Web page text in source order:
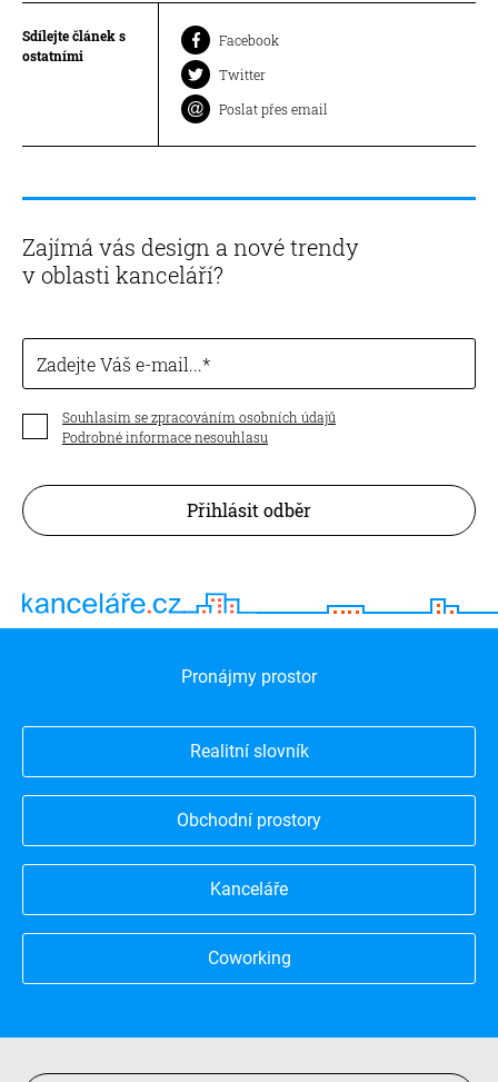
Sdílejte článek s
ostatními
Facebook
Twitter
Poslat přes email
Zajímá vás design a nové trendy
v oblasti kanceláří?
Zadejte Váš e-mail...
Souhlasím se zpracováním osobních údajů
Podrobné informace nesouhlasu
Přihlásit odběr
Pronájmy prostor
Realitní slovník
Obchodní prostory
Kanceláře
Coworking